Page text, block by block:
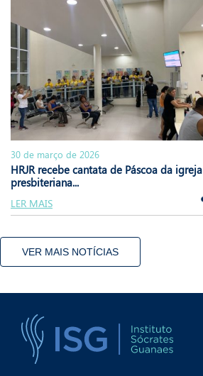
30 de março de 2026
HRJR recebe cantata de Páscoa da igreja
presbiteriana...
LER MAIS
VER MAIS NOTÍCIAS